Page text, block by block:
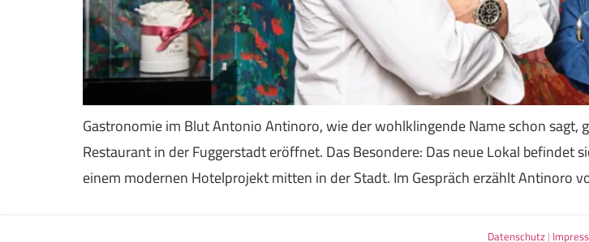
Gastronomie im Blut Antonio Antinoro, wie der wohlklingende Name schon sagt,
Restaurant in der Fuggerstadt eröffnet. Das Besondere: Das neue Lokal
einem modernen Hotelprojekt mitten in der Stadt. Im Gespräch erzählt Antinoro
Datenschutz|